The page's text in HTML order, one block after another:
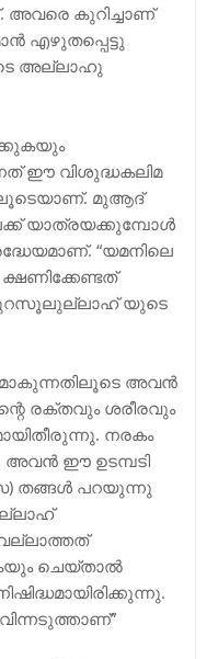
അവരെ കുറിച്ചാണ്
എഴുതപ്പെട്ടു
അല്ലാഹു
ഈ വിശുദ്ധകലിമ
മുആദ്
യാത്രയക്കുമ്പോള്‍
“യമനിലെ
യുടെ
അവന്‍
രക്തവും ശരീരവും
നരകം
അവന്‍ ഈ ഉടമ്പടി
തങ്ങള്‍ പറയുന്നു
ചെയ്താല്‍